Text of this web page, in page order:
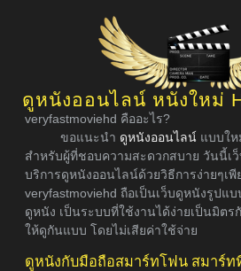
ดูหนังออนไลน์ หนังใหม่
veryfastmoviehd คืออะไร?
ขอแนะนำ ดูหนังออนไลน์ แบบใ
สำหรับผู้ที่ชอบความสะดวกสบาย วันนี้เว็
บริการดูหนังออนไลน์ด้วยวิธีการง่ายๆเพี
veryfastmoviehd ถือเป็นเว็บดูหนังรูปแ
ดูหนัง เป็นระบบที่ใช้งานได้ง่ายเป็นมิต
ให้ดูกันแบบ โดยไม่เสียค่าใช้จ่าย
ดูหนังกับมือถือสมาร์ทโฟน สมาร์ท